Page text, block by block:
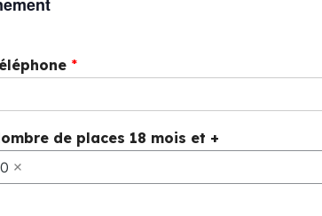
*
de places 18 mois et +
0